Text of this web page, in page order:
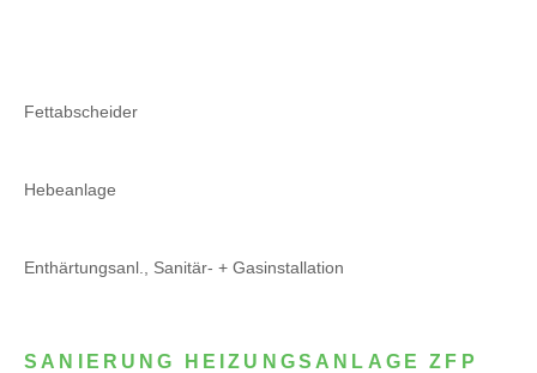
Fettabscheider
Hebeanlage
Enthärtungsanl., Sanitär- + Gasinstallation
SANIERUNG HEIZUNGSANLAGE ZFP